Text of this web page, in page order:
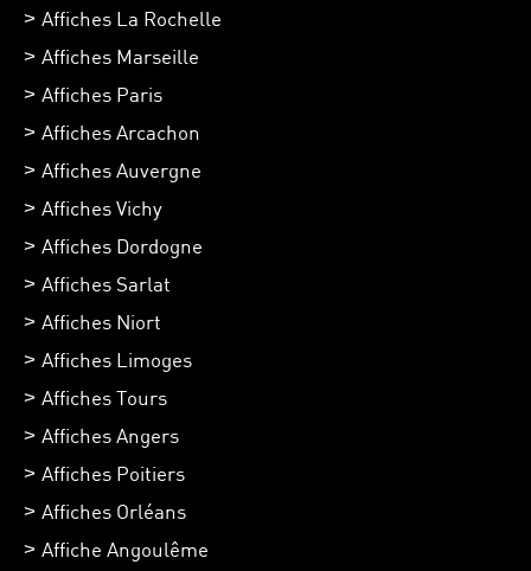
Affiches La Rochelle
Affiches Marseille
Affiches Paris
Affiches Arcachon
Affiches Auvergne
Affiches Vichy
Affiches Dordogne
Affiches Sarlat
Affiches Niort
Affiches Limoges
Affiches Tours
Affiches Angers
Affiches Poitiers
Affiches Orléans
Affiche Angoulême